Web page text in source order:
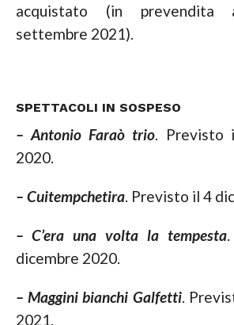
acquistato (in
settembre 2021).
SPETTACOLI IN SOSPESO
– Antonio Faraò trio. Previsto
2020.
– Cuitempchetira. Previsto il 4
– C’era una volta la tempesta
dicembre 2020.
– Maggini bianchi Galfetti.
2021.